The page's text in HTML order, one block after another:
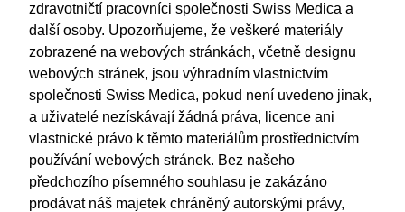
zdravotničtí pracovníci společnosti Swiss Medica a
další osoby. Upozorňujeme, že veškeré materiály
zobrazené na webových stránkách, včetně designu
webových stránek, jsou výhradním vlastnictvím
společnosti Swiss Medica, pokud není uvedeno jinak,
a uživatelé nezískávají žádná práva, licence ani
vlastnické právo k těmto materiálům prostřednictvím
používání webových stránek. Bez našeho
předchozího písemného souhlasu je zakázáno
prodávat náš majetek chráněný autorskými právy,